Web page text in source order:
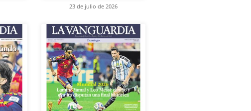
23 de julio de 2026